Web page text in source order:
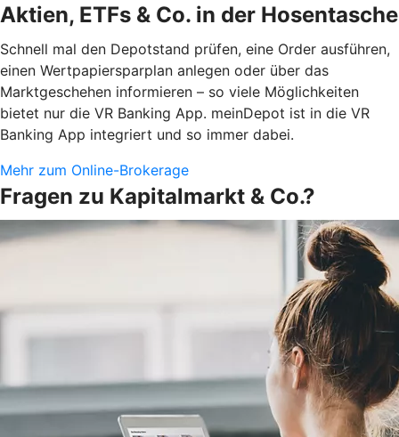
Aktien, ETFs & Co. in der Hosentasche
Schnell mal den Depotstand prüfen, eine Order ausführen,
einen Wertpapiersparplan anlegen oder über das
Marktgeschehen informieren – so viele Möglichkeiten
bietet nur die VR Banking App. meinDepot ist in die VR
Banking App integriert und so immer dabei.
Mehr zum Online-Brokerage
Fragen zu Kapitalmarkt & Co.?